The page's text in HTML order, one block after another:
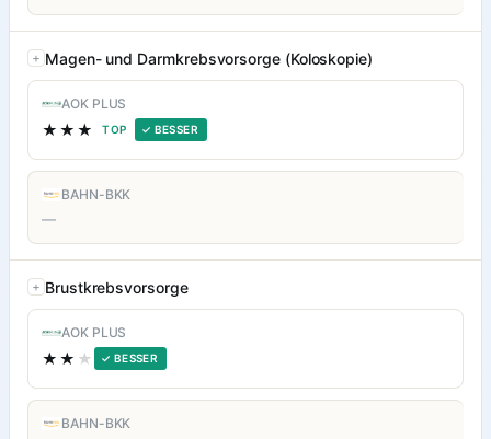
Magen- und Darmkrebsvorsorge (Koloskopie)
AOK PLUS
★★★ TOP ✓ BESSER
BAHN-BKK
—
Brustkrebsvorsorge
AOK PLUS
★★ ★ ✓ BESSER
BAHN-BKK